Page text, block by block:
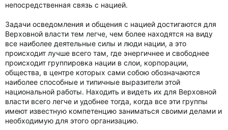
непосредственная связь с нацией.
Задачи осведомления и общения с нацией достигаются для
Верховной власти тем легче, чем более находятся на виду
все наиболее деятельные силы и люди нации, а это
происходит лучше всего там, где энергичнее и свободнее
происходит группировка нации в слои, корпорации,
общества, в центре которых сами собою обозначаются
наиболее способные и типичные выразители этой
национальной работы. Находить и видеть их для Верховной
власти всего легче и удобнее тогда, когда все эти группы
имеют известную компетенцию заниматься своими делами и
необходимую для этого организацию.